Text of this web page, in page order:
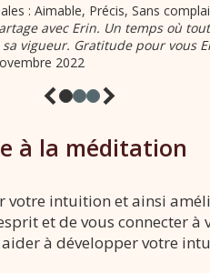
: Aimable, Précis, Sans
avec Erin. Un temps où
vigueur. Gratitude pour vous
2022
à la méditation
intuition et ainsi
et de vous connecter
à développer votre